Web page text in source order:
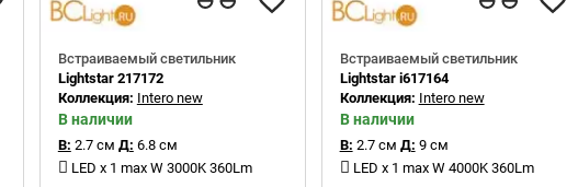
Встраиваемый светильник
Lightstar 217172
Коллекция: Intero new
В наличии
В: 2.7 см Д: 6.8 см
LED x 1 max W 3000K 360Lm
Встраиваемый светильник
Lightstar i617164
Коллекция: Intero new
В наличии
В: 2.7 см Д: 9 см
LED x 1 max W 4000K 360Lm